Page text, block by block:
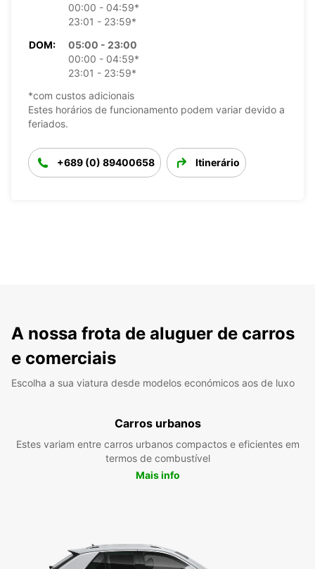
00:00 - 04:59*
23:01 - 23:59*
DOM:
05:00 - 23:00
00:00 - 04:59*
23:01 - 23:59*
*com custos adicionais
Estes horários de funcionamento podem variar devido a
feriados.
+689 (0) 89400658 Itinerário
A nossa frota de aluguer de carros
e comerciais
Escolha a sua viatura desde modelos económicos aos de luxo
Carros urbanos
Estes variam entre carros urbanos compactos e eficientes em
termos de combustível
Mais info